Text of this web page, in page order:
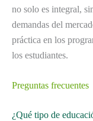
no solo es integral,
demandas del
práctica en los
los estudiantes.
Preguntas frecuentes
¿Qué tipo de